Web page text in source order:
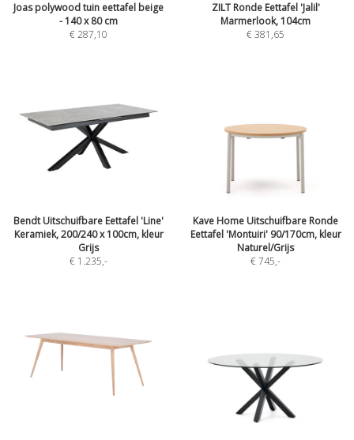
Joas polywood tuin eettafel beige
- 140 x 80 cm
€ 287,10
ZILT Ronde Eettafel 'Jalil'
Marmerlook, 104cm
€ 381,65
Bendt Uitschuifbare Eettafel 'Line'
Keramiek, 200/240 x 100cm, kleur
Grijs
€ 1.235,-
Kave Home Uitschuifbare Ronde
Eettafel 'Montuiri' 90/170cm, kleur
Naturel/Grijs
€ 745,-